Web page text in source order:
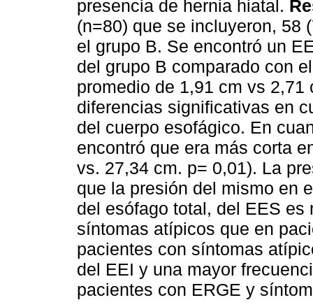
presencia de hernia hiatal.
(n=80) que se incluyeron, 58
el grupo B. Se encontró un
del grupo B comparado con
promedio de 1,91 cm vs
diferencias significativas en
del cuerpo esofágico. En
encontró que era más corta
vs. 27,34 cm. p= 0,01). La
que la presión del mismo en
del esófago total, del EES
síntomas atípicos que en
pacientes con síntomas
del EEI y una mayor
pacientes con ERGE y